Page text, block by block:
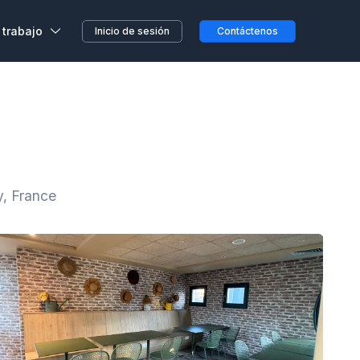
ALL
programas de
Inicio de sesión Contáctenos
France